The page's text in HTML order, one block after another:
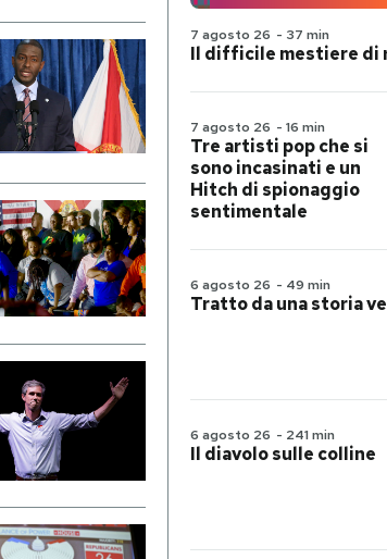
7 agosto 26 - 37 min
Il difficile mestiere di
7 agosto 26 - 16 min
Tre artisti pop che si
sono incasinati e un
Hitch di spionaggio
sentimentale
6 agosto 26 - 49 min
Tratto da una storia
6 agosto 26 - 241 min
Il diavolo sulle colline